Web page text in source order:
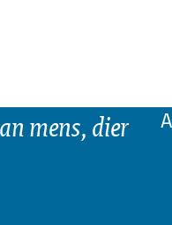
mens, dier